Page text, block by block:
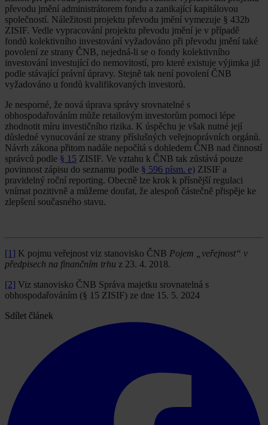
převodu jmění administrátorem fondu a zanikající kapitálovou
společností. Náležitosti projektu převodu jmění vymezuje § 432b
ZISIF. Vedle vypracování projektu převodu jmění je v případě
fondů kolektivního investování vyžadováno při převodu jmění také
povolení ze strany ČNB, nejedná-li se o fondy kolektivního
investování investující do nemovitostí, pro které existuje výjimka již
podle stávající právní úpravy. Stejně tak není povolení ČNB
vyžadováno u fondů kvalifikovaných investorů.
Je nesporné, že nová úprava správy srovnatelné s
obhospodařováním může retailovým investorům pomoci lépe
zhodnotit míru investičního rizika. K úspěchu je však nutné její
důsledné vynucování ze strany příslušných veřejnoprávních orgánů.
Návrh zákona přitom nadále nepočítá s dohledem ČNB nad činností
správců podle § 15 ZISIF. Ve vztahu k ČNB tak zůstává pouze
povinnost zápisu do seznamu podle § 596 písm. e) ZISIF a
pravidelný roční reporting. Obecně lze krok k přísnější regulaci
vnímat pozitivně a můžeme doufat, že alespoň částečně přispěje ke
zlepšení současného stavu.
[1] K pojmu veřejnost viz stanovisko ČNB Pojem „veřejnost“ v
předpisech na finančním trhu z 23. 4. 2018.
[2] Viz stanovisko ČNB Správa majetku srovnatelná s
obhospodařováním (§ 15 ZISIF) ze dne 15. 5. 2024
Sdílet článek